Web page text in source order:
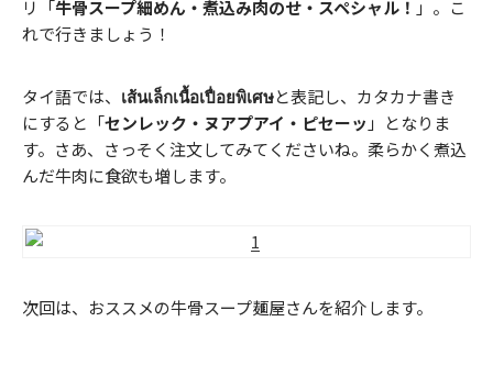
リ「牛骨スープ細めん・煮込み肉のせ・スペシャル！ 」。こ
れで行きましょう！
タイ語では、 เส้นเล็กเนื้อเปื่อยพิเศษと表記し、カタカナ書き
にすると「センレック・ヌアプアイ・ピセーッ 」となりま
す。さあ、さっそく注文してみてくださいね。柔らかく煮込
んだ牛肉に食欲も増します。
次回は、おススメの牛骨スープ麺屋さんを紹介します。